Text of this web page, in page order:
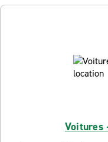
Voitures